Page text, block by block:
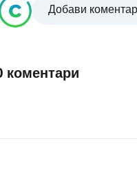
Добави
коментари